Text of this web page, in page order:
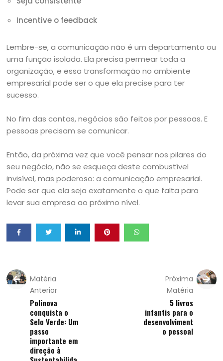
Incentive o feedback
Lembre-se, a comunicação não é um departamento ou
uma função isolada. Ela precisa permear toda a
organização, e essa transformação no ambiente
empresarial pode ser o que ela precise para ter
sucesso.
No fim das contas, negócios são feitos por pessoas. E
pessoas precisam se comunicar.
Então, da próxima vez que você pensar nos pilares do
seu negócio, não se esqueça deste combustível
invisível, mas poderoso: a comunicação empresarial.
Pode ser que ela seja exatamente o que falta para
levar sua empresa ao próximo nível.
Matéria
Anterior
Polinova
conquista o
Selo Verde: Um
passo
importante em
direção à
Próxima
Matéria
5 livros
infantis para o
desenvolviment
o pessoal